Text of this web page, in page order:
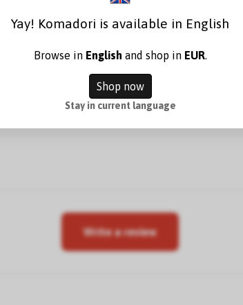
Nr. 10 (8,4 x 5 mm). Passend zum Beispiel für
Write a review
Yay! Komadori is available in English
Browse in English and shop in EUR.
Shop now
Stay in current language